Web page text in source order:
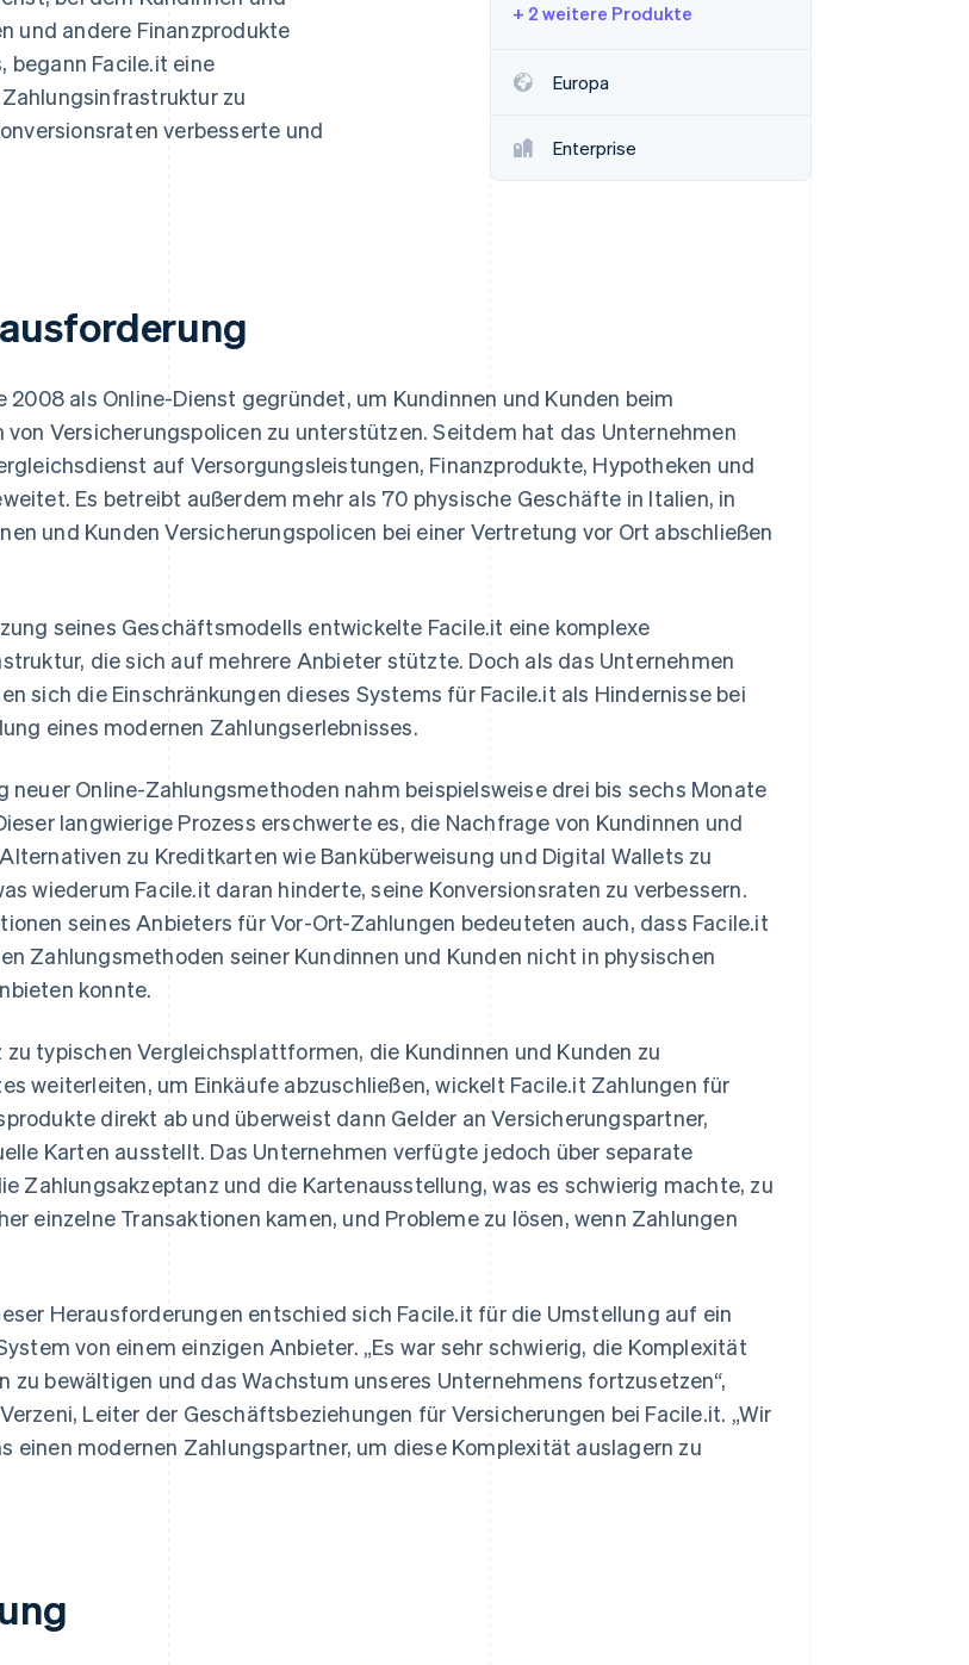
und andere Finanzprodukte
begann Facile.it eine
zu
verbesserte und
+ 2 weitere Produkte
Europa
Enterprise
2008 als Online-Dienst gegründet, um Kundinnen und Kunden beim
von Versicherungspolicen zu unterstützen. Seitdem hat das Unternehmen
auf Versorgungsleistungen, Finanzprodukte, Hypotheken und
Es betreibt außerdem mehr als 70 physische Geschäfte in Italien, in
und Kunden Versicherungspolicen bei einer Vertretung vor Ort abschließen
seines Geschäftsmodells entwickelte Facile.it eine komplexe
die sich auf mehrere Anbieter stützte. Doch als das Unternehmen
sich die Einschränkungen dieses Systems für Facile.it als Hindernisse bei
eines modernen Zahlungserlebnisses.
neuer Online-Zahlungsmethoden nahm beispielsweise drei bis sechs Monate
langwierige Prozess erschwerte es, die Nachfrage von Kundinnen und
zu Kreditkarten wie Banküberweisung und Digital Wallets zu
wiederum Facile.it daran hinderte, seine Konversionsraten zu verbessern.
seines Anbieters für Vor-Ort-Zahlungen bedeuteten auch, dass Facile.it
Zahlungsmethoden seiner Kundinnen und Kunden nicht in physischen
konnte.
zu typischen Vergleichsplattformen, die Kundinnen und Kunden zu
weiterleiten, um Einkäufe abzuschließen, wickelt Facile.it Zahlungen für
direkt ab und überweist dann Gelder an Versicherungspartner,
Karten ausstellt. Das Unternehmen verfügte jedoch über separate
Zahlungsakzeptanz und die Kartenausstellung, was es schwierig machte, zu
einzelne Transaktionen kamen, und Probleme zu lösen, wenn Zahlungen
Herausforderungen entschied sich Facile.it für die Umstellung auf ein
von einem einzigen Anbieter. „Es war sehr schwierig, die Komplexität
zu bewältigen und das Wachstum unseres Unternehmens fortzusetzen“,
Leiter der Geschäftsbeziehungen für Versicherungen bei Facile.it. „Wir
einen modernen Zahlungspartner, um diese Komplexität auslagern zu